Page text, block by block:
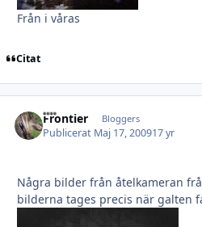
Från i våras
Citat
Frontier Bloggers
Publicerat Maj 17, 200917 yr
Några bilder från åtelkameran
bilderna tages precis när galten